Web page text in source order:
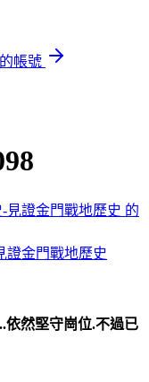
帳號
證金門戰地歷史
依然堅守崗位.不過已